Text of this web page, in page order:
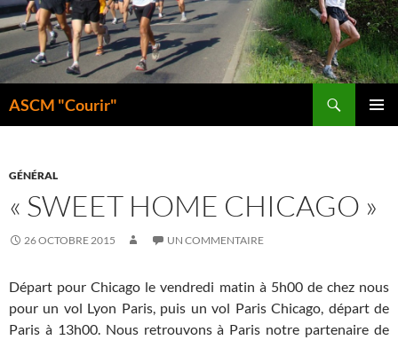
Aller
au
contenu
ASCM "Courir"
GÉNÉRAL
« SWEET HOME CHICAGO »
26 OCTOBRE 2015 UN COMMENTAIRE
Départ pour Chicago le vendredi matin à 5h00 de chez nous
pour un vol Lyon Paris, puis un vol Paris Chicago, départ de
Paris à 13h00. Nous retrouvons à Paris notre partenaire de